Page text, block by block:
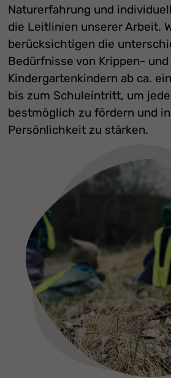
Naturerfahrung und
die Leitlinien unserer Arbeit.
berücksichtigen die
Bedürfnisse von Krippen- und
Kindergartenkindern ab ca.
bis zum Schuleintritt, um
bestmöglich zu fördern und
Persönlichkeit zu stärken.